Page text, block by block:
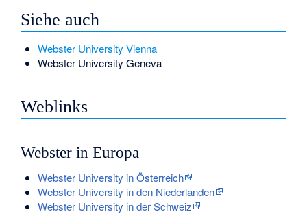
Siehe auch
Webster University Vienna
Webster University Geneva
Weblinks
Webster in Europa
Webster University in Österreich
Webster University in den Niederlanden
Webster University in der Schweiz